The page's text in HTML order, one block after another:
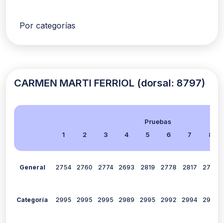
Por categorías
CARMEN MARTI FERRIOL (dorsal: 8797)
Pruebas
1
2 3 4 5 6 7 8
General 2754 2760 2774 2693 2819 2778 2817 2785
Categoría 2995 2995 2995 2989 2995 2992 2994 2994